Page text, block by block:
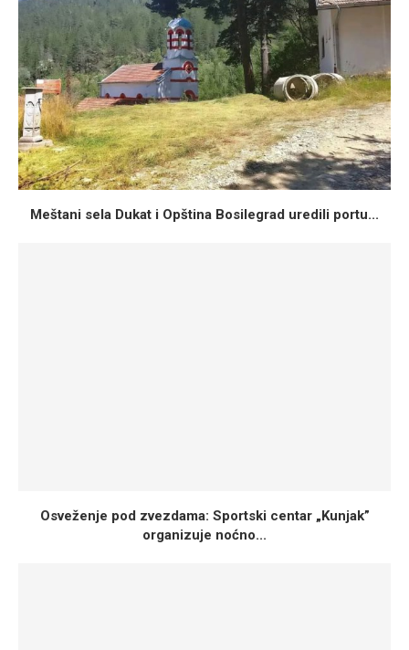
Meštani sela Dukat i Opština Bosilegrad uredili portu...
Osveženje pod zvezdama: Sportski centar „Kunjak”
organizuje noćno...